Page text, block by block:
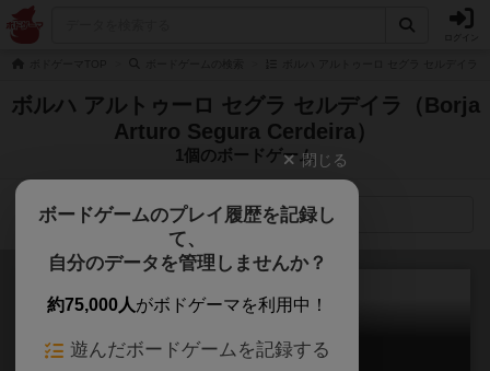
ボルハ アルトゥーロ セグラ セルデイラ（Borja
Arturo Segura Cerdeira）
1個のボードゲーム
検索メニュー
タイムオブサッカー
閉じる
ボードゲームのプレイ履歴を記録し
て、
自分のデータを管理しませんか？
約75,000人がボドゲーマを利用中！
遊んだボードゲームを記録する